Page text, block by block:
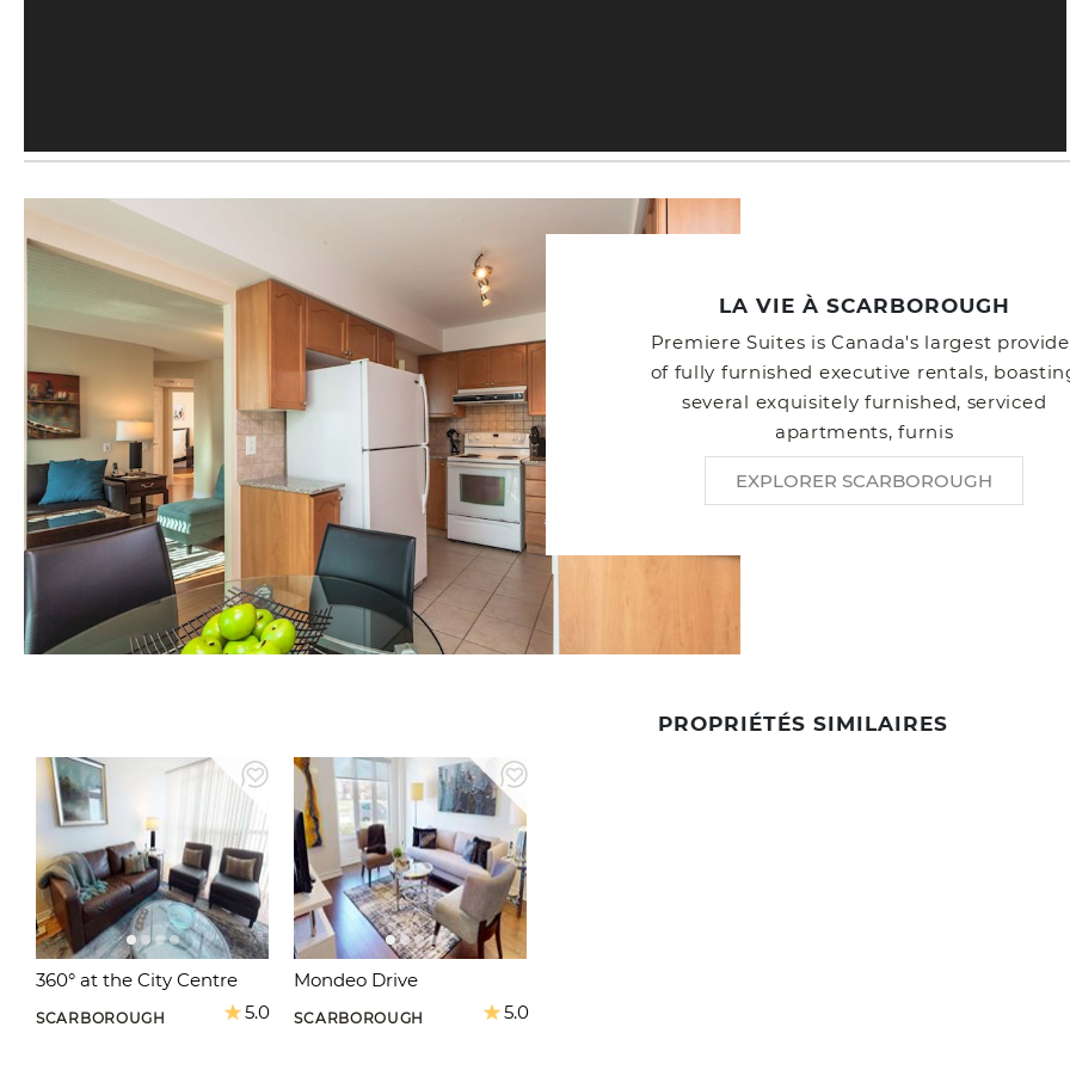
LA VIE À SCARBOROUGH
Premiere Suites is Canada's largest
of fully furnished executive rentals,
several exquisitely furnished, serviced
apartments, furnis
EXPLORER SCARBOROUGH
PROPRIÉTÉS SIMILAIRES
360° at the City Centre
SCARBOROUGH 5.0
Mondeo Drive
SCARBOROUGH 5.0